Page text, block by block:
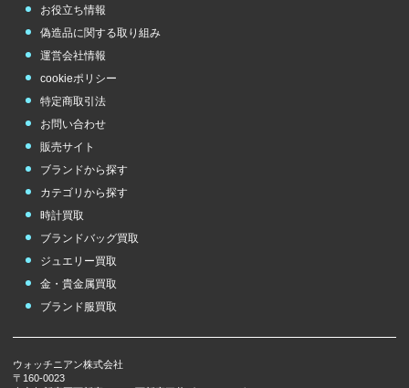
お役立ち情報
偽造品に関する取り組み
運営会社情報
cookieポリシー
特定商取引法
お問い合わせ
販売サイト
ブランドから探す
カテゴリから探す
時計買取
ブランドバッグ買取
ジュエリー買取
金・貴金属買取
ブランド服買取
ウォッチニアン株式会社
〒160-0023